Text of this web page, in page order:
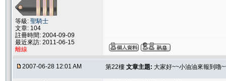
等級: 聖騎士
文章: 104
註冊時間: 2004-09-09
最近來訪: 2011-06-15
離線
2007-06-28 12:01 AM 第22樓 文章主題: 大家好~~小油油來報到嚕